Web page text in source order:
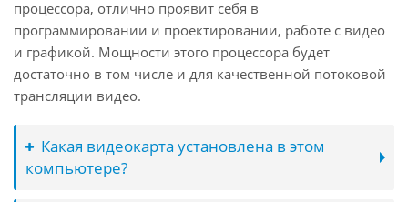
процессора, отлично проявит себя в
программировании и проектировании, работе с видео
и графикой. Мощности этого процессора будет
достаточно в том числе и для качественной потоковой
трансляции видео.
Какая видеокарта установлена в этом
компьютере?